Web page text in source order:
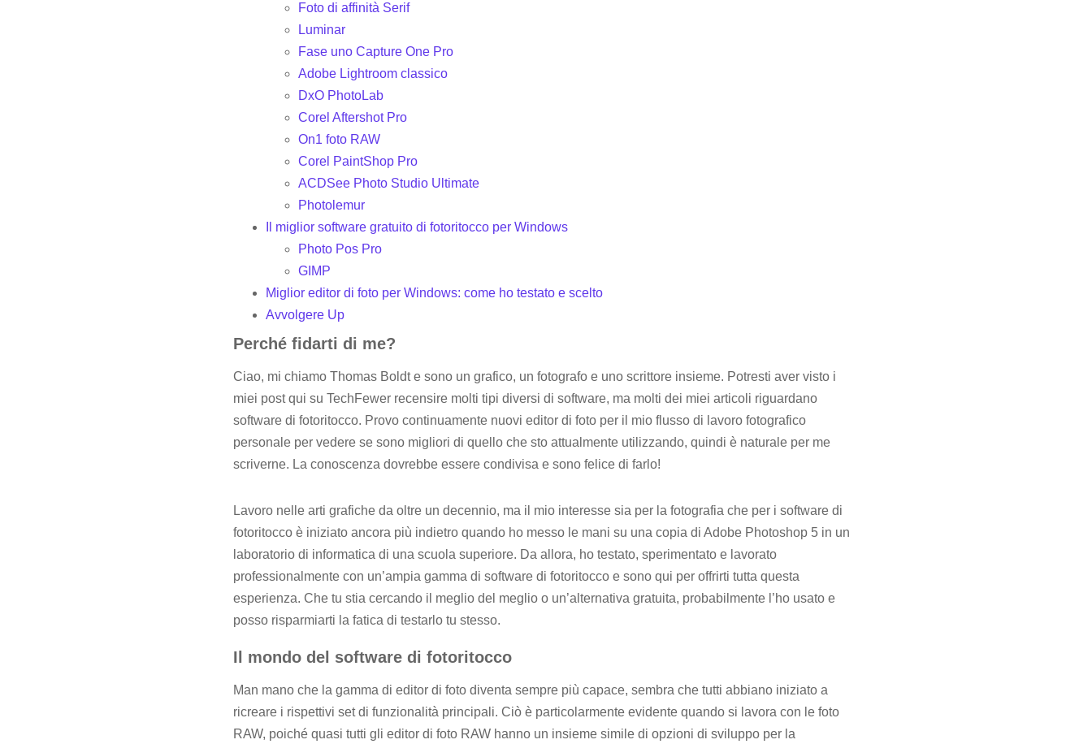
Foto di affinità Serif
Luminar
Fase uno Capture One Pro
Adobe Lightroom classico
DxO PhotoLab
Corel Aftershot Pro
On1 foto RAW
Corel PaintShop Pro
ACDSee Photo Studio Ultimate
Photolemur
Il miglior software gratuito di fotoritocco per Windows
Photo Pos Pro
GIMP
Miglior editor di foto per Windows: come ho testato e scelto
Avvolgere Up
Perché fidarti di me?
Ciao, mi chiamo Thomas Boldt e sono un grafico, un fotografo e uno scrittore insieme. Potresti aver visto i
miei post qui su TechFewer recensire molti tipi diversi di software, ma molti dei miei articoli riguardano
software di fotoritocco. Provo continuamente nuovi editor di foto per il mio flusso di lavoro fotografico
personale per vedere se sono migliori di quello che sto attualmente utilizzando, quindi è naturale per me
scriverne. La conoscenza dovrebbe essere condivisa e sono felice di farlo!
Lavoro nelle arti grafiche da oltre un decennio, ma il mio interesse sia per la fotografia che per i software di
fotoritocco è iniziato ancora più indietro quando ho messo le mani su una copia di Adobe Photoshop 5 in un
laboratorio di informatica di una scuola superiore. Da allora, ho testato, sperimentato e lavorato
professionalmente con un’ampia gamma di software di fotoritocco e sono qui per offrirti tutta questa
esperienza. Che tu stia cercando il meglio del meglio o un’alternativa gratuita, probabilmente l’ho usato e
posso risparmiarti la fatica di testarlo tu stesso.
Il mondo del software di fotoritocco
Man mano che la gamma di editor di foto diventa sempre più capace, sembra che tutti abbiano iniziato a
ricreare i rispettivi set di funzionalità principali. Ciò è particolarmente evidente quando si lavora con le foto
RAW, poiché quasi tutti gli editor di foto RAW hanno un insieme simile di opzioni di sviluppo per la